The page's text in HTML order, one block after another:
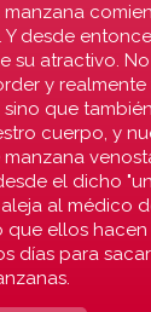
Y desde
su atractivo.
y realmente
que
cuerpo, y
el dicho
al médico
que ellos
días para